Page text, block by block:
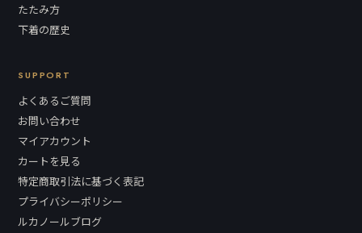
たたみ方
下着の歴史
SUPPORT
よくあるご質問
お問い合わせ
マイアカウント
カートを見る
特定商取引法に基づく表記
プライバシーポリシー
ルカノールブログ